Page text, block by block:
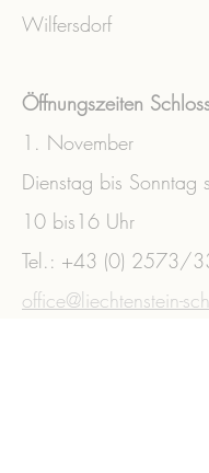
Wilfersdorf
Öffnungszeiten
1. November
Dienstag bis Sonntag
10 bis16 Uhr
Tel.: +43 (0) 2573/
office@liechtenstein-